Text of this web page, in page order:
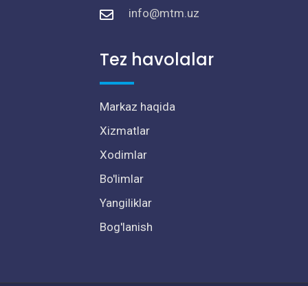
info@mtm.uz
Tez havolalar
Markaz haqida
Xizmatlar
Xodimlar
Bo'limlar
Yangiliklar
Bog'lanish